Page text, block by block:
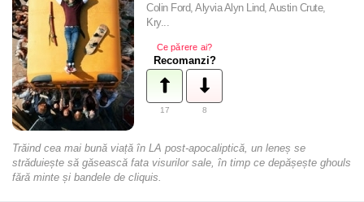
Colin Ford, Alyvia Alyn Lind, Austin Crute,
Kry...
Ce părere ai?
Recomanzi?
17 8
Trăind cea mai bună viață în LA post-apocaliptică, un leneș se
străduiește să găsească fata visurilor sale, în timp ce depășește ghouls
fără minte și bandele de cliquis.